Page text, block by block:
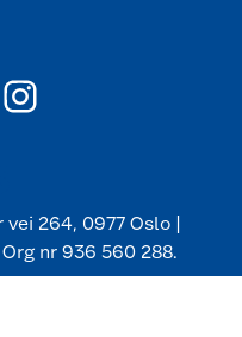
vei 264, 0977 Oslo |
nr 936 560 288.